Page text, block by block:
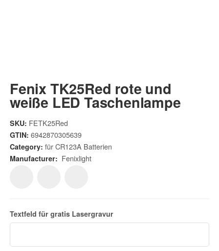
Fenix TK25Red rote und
weiße LED Taschenlampe
SKU: FETK25Red
GTIN: 6942870305639
Category: für CR123A Batterien
Manufacturer: Fenixlight
Textfeld für gratis Lasergravur